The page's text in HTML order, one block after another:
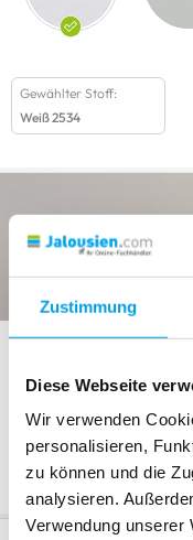
Zustimmung
Diese Webseite
Wir verwenden
personalisieren,
zu können und die
analysieren.
Verwendung unserer
Gewählter Stoff:
Weiß 2534
Träger-/
Weiß